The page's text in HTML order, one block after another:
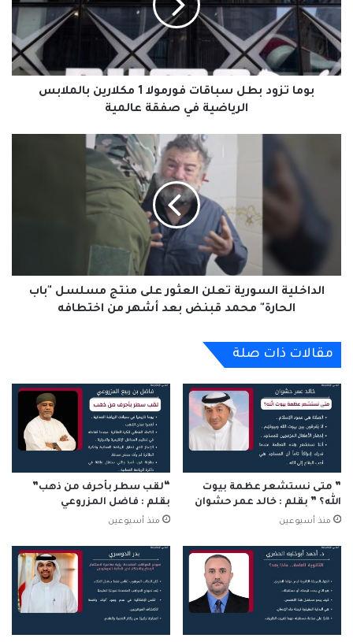
#الخبر_بين_يديك صحيفة_العربي_الالكترونية
نسخ الرابط
فورمولا
مكلارين
بالملابس
الرياضية
بوما تزود بطل سباقات فورمولا 1 مكلارين بالملابس
الرياضية في صفقة عالمية
محمد
من
الداخلية السورية تعلن العثور على منتج مسلسل "باب
الحارة" محمد قبنض بعد أشهر من اختطافه
مقالات ذات صلة
” متى نستشعر عظمة بيوت
الله؟ ” بقلم : خالد عمر حشوان
منذ أسبوعين
“لقب سطر بأحرف من ذهب”
بقلم : فاضل المزروعي
منذ أسبوعين